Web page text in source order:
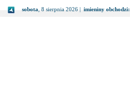
sobota , 8 sierpnia 2026 | imieniny obchodzi: